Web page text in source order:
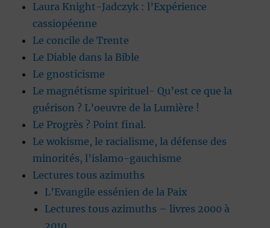
Laura Knight-Jadczyk : l’Expérience
cassiopéenne
Le concile de Trente
Le Diable dans la Bible
Le gnosticisme
Le magnétisme spirituel- Qu’est ce que la
guérison ? L’oeuvre de la Lumière !
Le Progrès ? Point final.
Le wokisme, le racialisme, la défense des
minorités, l’islamo-gauchisme
Lectures tous azimuths
L’Evangile essénien de la Paix
Lectures tous azimuths – livres 2000 à